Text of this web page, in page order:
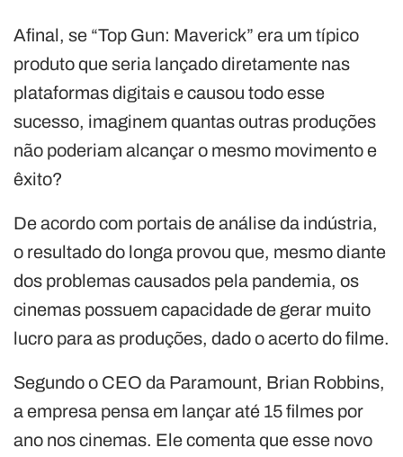
Afinal, se “Top Gun: Maverick” era um típico
produto que seria lançado diretamente nas
plataformas digitais e causou todo esse
sucesso, imaginem quantas outras produções
não poderiam alcançar o mesmo movimento e
êxito?
De acordo com portais de análise da indústria,
o resultado do longa provou que, mesmo diante
dos problemas causados pela pandemia, os
cinemas possuem capacidade de gerar muito
lucro para as produções, dado o acerto do filme.
Segundo o CEO da Paramount, Brian Robbins,
a empresa pensa em lançar até 15 filmes por
ano nos cinemas. Ele comenta que esse novo